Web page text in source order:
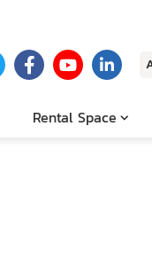
Rental Space